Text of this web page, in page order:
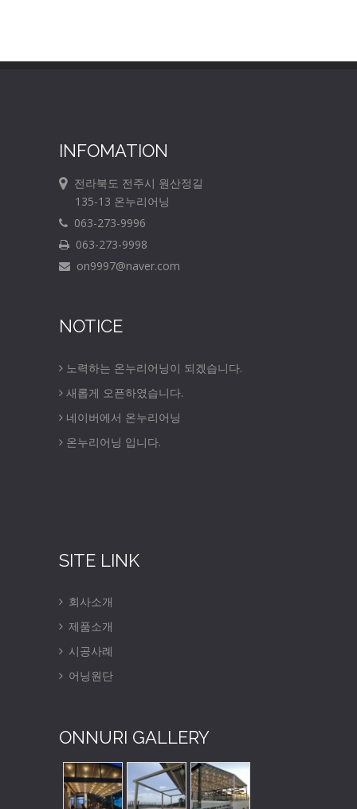
INFOMATION
전라북도 전주시 원산정길
135-13 온누리어닝
063-273-9996
063-273-9998
on9997@naver.com
NOTICE
노력하는 온누리어닝이 되겠습니다.
새롭게 오픈하였습니다.
네이버에서 온누리어닝
온누리어닝 입니다.
SITE LINK
회사소개
제품소개
시공사례
어닝원단
ONNURI GALLERY